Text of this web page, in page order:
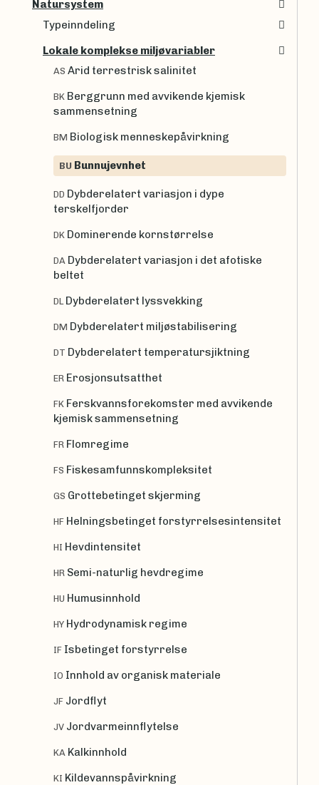
Natursystem
Typeinndeling
Lokale komplekse miljøvariabler
AS Arid terrestrisk salinitet
BK Berggrunn med avvikende kjemisk
sammensetning
BM Biologisk menneskepåvirkning
BU Bunnujevnhet
DD Dybderelatert variasjon i dype
terskelfjorder
DK Dominerende kornstørrelse
DA Dybderelatert variasjon i det afotiske
beltet
DL Dybderelatert lyssvekking
DM Dybderelatert miljøstabilisering
DT Dybderelatert temperatursjiktning
ER Erosjonsutsatthet
FK Ferskvannsforekomster med avvikende
kjemisk sammensetning
FR Flomregime
FS Fiskesamfunnskompleksitet
GS Grottebetinget skjerming
HF Helningsbetinget forstyrrelsesintensitet
HI Hevdintensitet
HR Semi-naturlig hevdregime
HU Humusinnhold
HY Hydrodynamisk regime
IF Isbetinget forstyrrelse
IO Innhold av organisk materiale
JF Jordflyt
JV Jordvarmeinnflytelse
KA Kalkinnhold
KI Kildevannspåvirkning